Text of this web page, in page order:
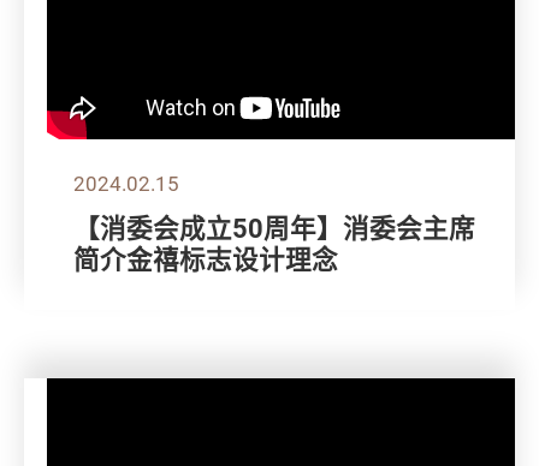
2024.02.15
【消委会成立50周年】消委会主席
简介金禧标志设计理念